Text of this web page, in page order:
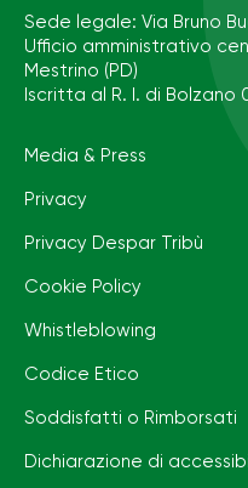
Sede legale: Via Bruno
Ufficio amministrativo
Mestrino (PD)
Iscritta al R. I. di Bolzano
Media & Press
Privacy
Privacy Despar Tribù
Cookie Policy
Whistleblowing
Codice Etico
Soddisfatti o Rimborsati
Dichiarazione di